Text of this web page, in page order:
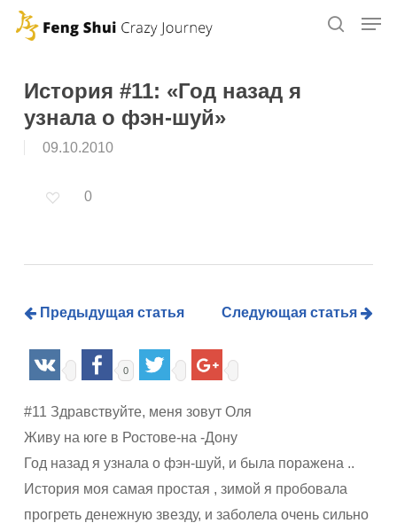
Skip
contentИстория #11: «Год назад я
узнала о фэн-шуй»
09.10.2010
0
Предыдущая статья Следующая статья
0
#11 Здравствуйте, меня зовут Оля
Живу на юге в Ростове-на -Дону
Год назад я узнала о фэн-шуй, и была поражена ..
История моя самая простая , зимой я пробовала
прогреть денежную звезду, и заболела очень сильно